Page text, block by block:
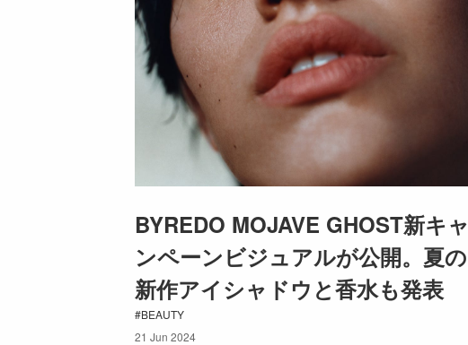
BYREDO MOJAVE GHOST新キャ
ンペーンビジュアルが公開。夏の
新作アイシャドウと香水も発表
BEAUTY
21 Jun 2024